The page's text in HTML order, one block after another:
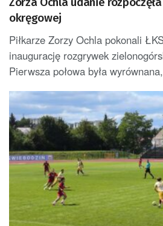
okręgowej
Piłkarze Zorzy Ochla pokonali
inaugurację rozgrywek
Pierwsza połowa była